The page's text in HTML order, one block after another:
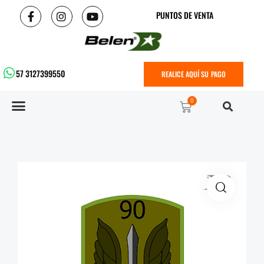
PUNTOS DE VENTA
57 3127399550 REALICE AQUÍ SU PAGO
0